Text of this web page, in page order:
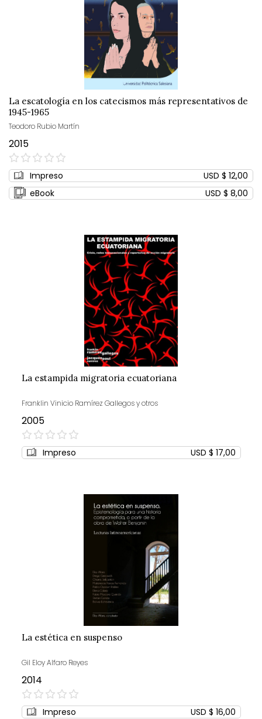
La escatología en los catecismos más representativos de
1945-1965
Teodoro Rubio Martín
2015
0%
Impreso
USD $ 12,00
eBook
USD $ 8,00
La estampida migratoria ecuatoriana
Franklin Vinicio Ramírez Gallegos y otros
2005
0%
Impreso USD $ 17,00
La estética en suspenso
Gil Eloy Alfaro Reyes
2014
0%
Impreso
USD $ 16,00